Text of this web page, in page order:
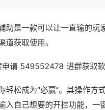
助是一款可以让一直输的玩
道获取使用。
申请 549552478 进群获取
轻松成为“必赢”。其操作
入自己想要的开挂功能，